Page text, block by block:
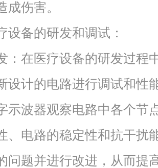
成伤害。
设备的研发和调试：
：在医疗设备的研发过程
设计的电路进行调试和性
示波器观察电路中各个节
、电路的稳定性和抗干扰
问题并进行改进，从而提